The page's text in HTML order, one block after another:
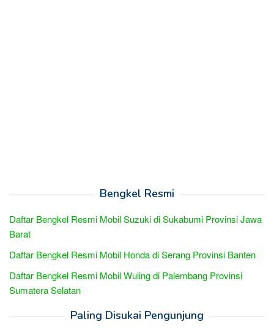
Bengkel Resmi
Daftar Bengkel Resmi Mobil Suzuki di Sukabumi Provinsi Jawa
Barat
Daftar Bengkel Resmi Mobil Honda di Serang Provinsi Banten
Daftar Bengkel Resmi Mobil Wuling di Palembang Provinsi
Sumatera Selatan
Paling Disukai Pengunjung